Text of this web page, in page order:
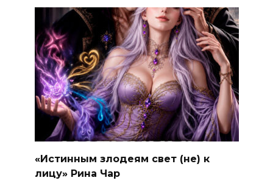
«Истинным злодеям свет (не) к
лицу» Рина Чар